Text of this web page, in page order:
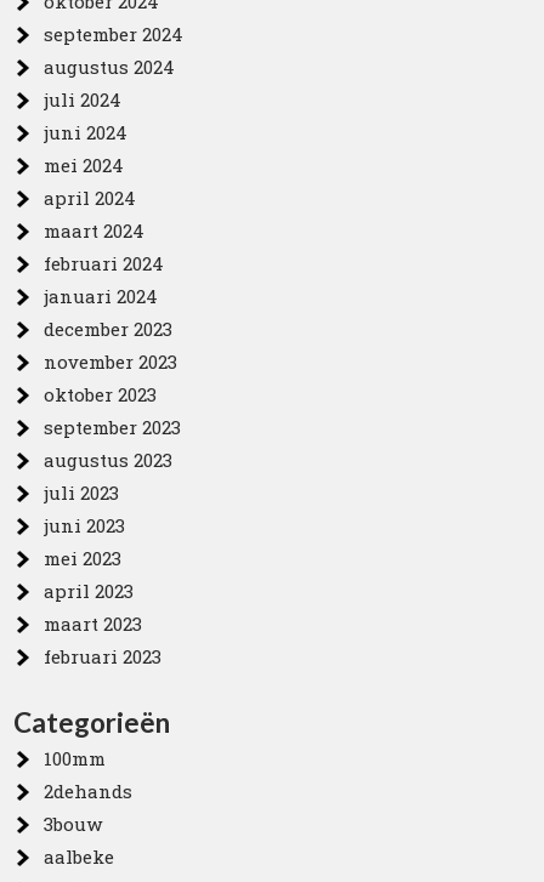
september 2024
augustus 2024
juli 2024
juni 2024
mei 2024
april 2024
maart 2024
februari 2024
januari 2024
december 2023
november 2023
oktober 2023
september 2023
augustus 2023
juli 2023
juni 2023
mei 2023
april 2023
maart 2023
februari 2023
Categorieën
100mm
2dehands
3bouw
aalbeke